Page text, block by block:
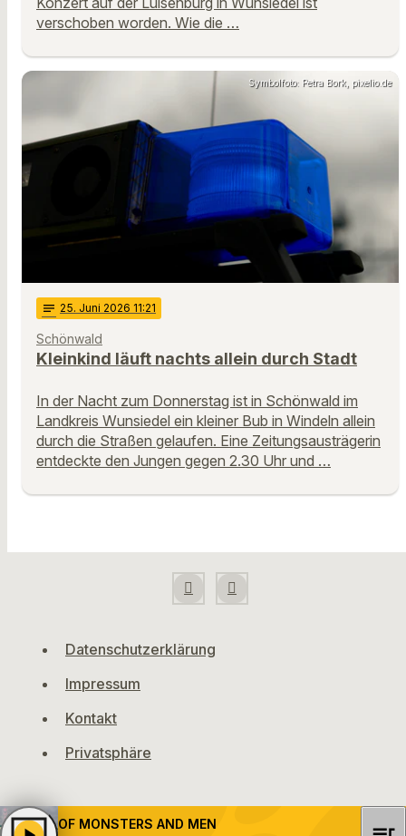
verschoben worden. Wie die …
Symbolfoto: Petra Bork, pixelio.de
notes 25. Juni 2026 11:21
Schönwald
Kleinkind läuft nachts allein durch Stadt
In der Nacht zum Donnerstag ist in Schönwald im
Landkreis Wunsiedel ein kleiner Bub in Windeln allein
durch die Straßen gelaufen. Eine Zeitungsausträgerin
entdeckte den Jungen gegen 2.30 Uhr und …
Datenschutzerklärung
Impressum
Kontakt
Privatsphäre
OF MONSTERS AND MEN